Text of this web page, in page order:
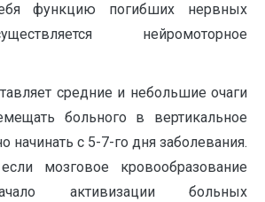
функцию погибших нервных
нейромоторное
средние и небольшие очаги
больного в вертикальное
с 5-7-го дня заболевания.
мозговое кровообразование
активизации больных